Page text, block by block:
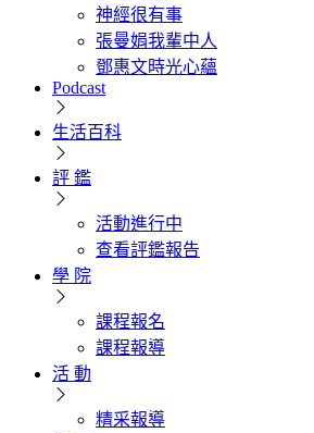
神經很有事
張曼娟我輩中人
鄧惠文時光心蘊
Podcast
生活百科
評 鑑
活動進行中
查看評鑑報告
學 院
課程報名
課程報導
活 動
精采報導